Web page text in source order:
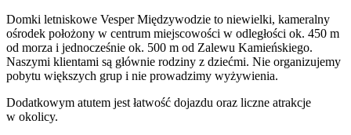
Domki letniskowe Vesper Międzywodzie to niewielki, kameralny
ośrodek położony w centrum miejscowości w odległości ok. 450 m
od morza i jednocześnie ok. 500 m od Zalewu Kamieńskiego.
Naszymi klientami są głównie rodziny z dziećmi. Nie organizujemy
pobytu większych grup i nie prowadzimy wyżywienia.
Dodatkowym atutem jest łatwość dojazdu oraz liczne atrakcje
w okolicy.